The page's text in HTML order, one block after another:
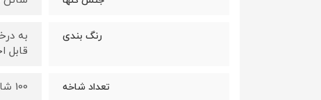
رنگ بندی
به
قابل
تعداد شاخه 100 شاخه است و قابل تغییر میباشد